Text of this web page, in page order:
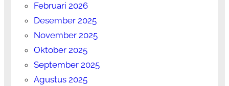
Februari 2026
Desember 2025
November 2025
Oktober 2025
September 2025
Agustus 2025